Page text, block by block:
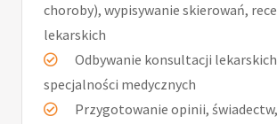
choroby), wypisywanie skierowań,
lekarskich
Odbywanie konsultacji
specjalności medycznych
Przygotowanie opinii,